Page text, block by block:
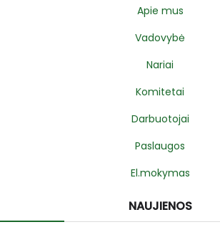
Apie mus
Vadovybė
Nariai
Komitetai
Darbuotojai
Paslaugos
El.mokymas
NAUJIENOS